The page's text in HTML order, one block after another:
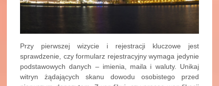
Przy pierwszej wizycie i rejestracji kluczowe jest
sprawdzenie, czy formularz rejestracyjny wymaga jedynie
podstawowych danych – imienia, maila i waluty. Unikaj
witryn żądających skanu dowodu osobistego przed